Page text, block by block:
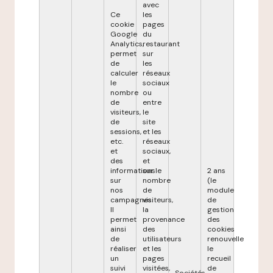
Ce
cookie
Google
Analytics,
permet
de
calculer
le
nombre
de
visiteurs,
de
sessions,
etc.
et
des
informations
sur
nos
campagnes.
Il
permet
ainsi
de
réaliser
un
suivi
avec
les
pages
du
restaurant
sur
les
réseaux
sociaux
ou
entre
le
site
et les
réseaux
sociaux,
et
sur le
nombre
de
visiteurs,
la
provenance
des
utilisateurs
et les
pages
visitées,
2 ans
(le
module
de
gestion
des
cookies
renouvelle
le
recueil
de